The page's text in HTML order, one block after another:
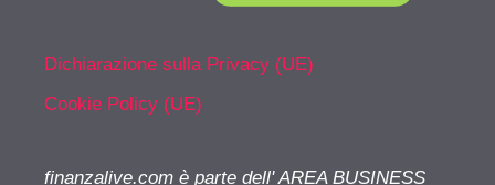
Dichiarazione sulla Privacy (UE)
Cookie Policy (UE)
finanzalive.com è parte dell' AREA BUSINESS